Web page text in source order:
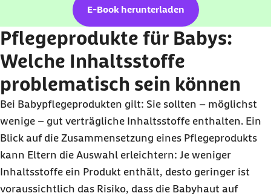
E-Book herunterladen
Pflegeprodukte für Babys:
Welche Inhaltsstoffe
problematisch sein können
Bei Babypflegeprodukten gilt: Sie sollten – möglichst
wenige – gut verträgliche Inhaltsstoffe enthalten. Ein
Blick auf die Zusammensetzung eines Pflegeprodukts
kann Eltern die Auswahl erleichtern: Je weniger
Inhaltsstoffe ein Produkt enthält, desto geringer ist
voraussichtlich das Risiko, dass die Babyhaut auf